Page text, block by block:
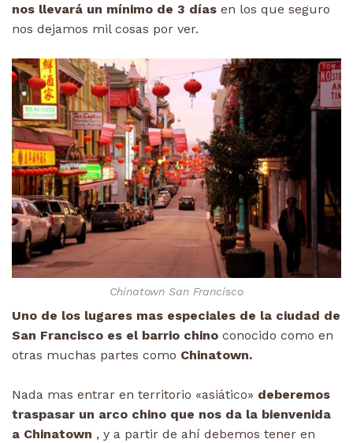
nos llevará un mínimo de 3 días en los que seguro
nos dejamos mil cosas por ver.
Chinatown San Francisco
Uno de los lugares mas especiales de la ciudad de
San Francisco es el barrio chino conocido como en
otras muchas partes como Chinatown.
Nada mas entrar en territorio «asiático» deberemos
traspasar un arco chino que nos da la bienvenida
a Chinatown , y a partir de ahí debemos tener en